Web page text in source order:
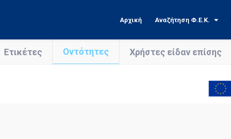
Αρχική Αναζήτηση Φ.Ε.Κ.
Ετικέτες Οντότητες Χρήστες είδαν επίσης